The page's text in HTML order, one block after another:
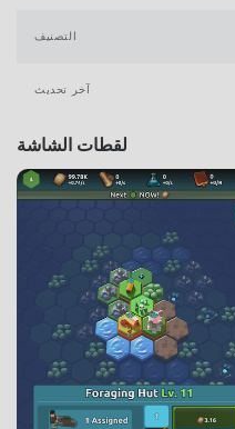
التصنيف
آخر تحديث
لقطات الشاشة